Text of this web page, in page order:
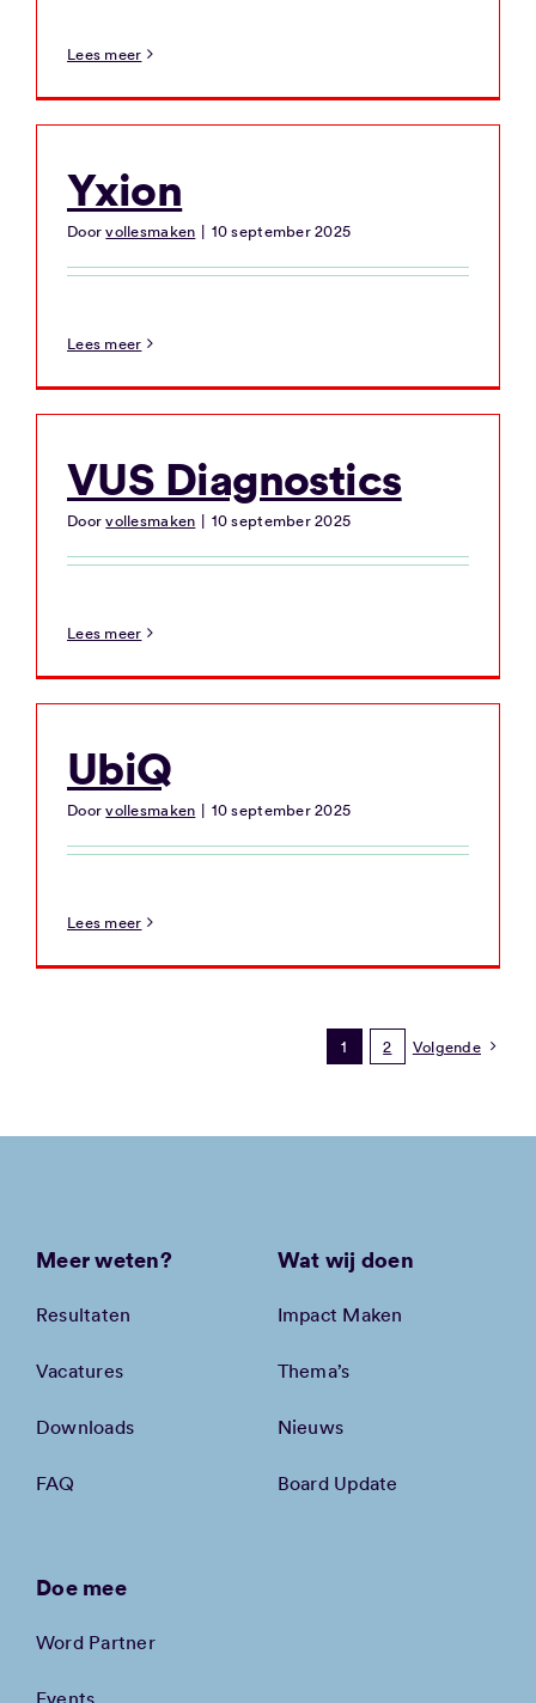
Lees meer
Yxion
Doorvollesmaken | 10 september 2025
Lees meer
VUS Diagnostics
Doorvollesmaken | 10 september 2025
Lees meer
UbiQ
Doorvollesmaken | 10 september 2025
Lees meer
1 2 Volgende
Meer weten?
Resultaten
Vacatures
Downloads
FAQ
Wat wij doen
Impact Maken
Thema’s
Nieuws
Board Update
Doe mee
Word Partner
Events